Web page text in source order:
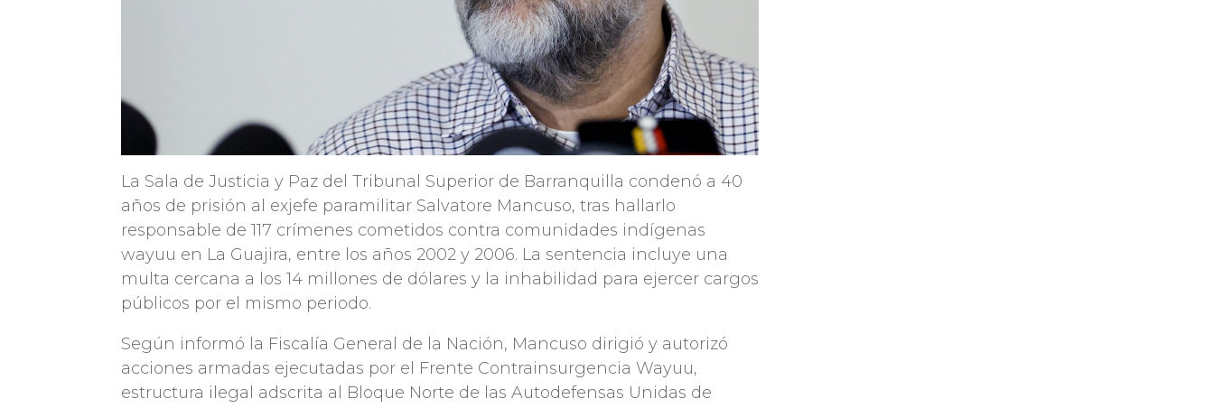
La Sala de Justicia y Paz del Tribunal Superior de Barranquilla condenó a 40
años de prisión al exjefe paramilitar Salvatore Mancuso, tras hallarlo
responsable de 117 crímenes cometidos contra comunidades indígenas
wayuu en La Guajira, entre los años 2002 y 2006. La sentencia incluye una
multa cercana a los 14 millones de dólares y la inhabilidad para ejercer cargos
públicos por el mismo periodo.
Según informó la Fiscalía General de la Nación, Mancuso dirigió y autorizó
acciones armadas ejecutadas por el Frente Contrainsurgencia Wayuu,
estructura ilegal adscrita al Bloque Norte de las Autodefensas Unidas de